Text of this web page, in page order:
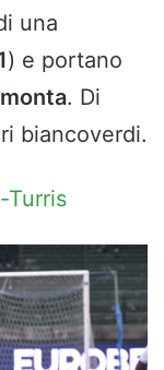
una
) e portano
. Di
biancoverdi.
Turris